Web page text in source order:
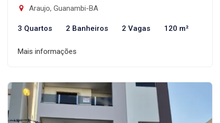
Araujo, Guanambi-BA
3 Quartos 2 Banheiros 2 Vagas 120 m²
Mais informações